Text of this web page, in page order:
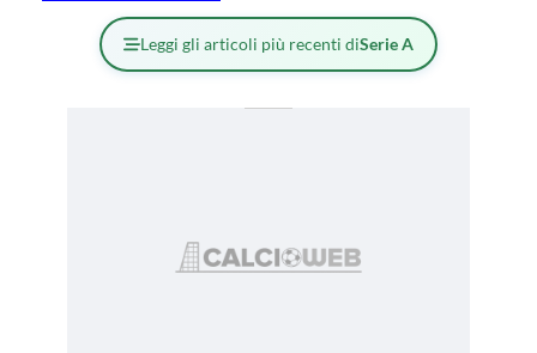
Leggi gli articoli più recenti diSerie A